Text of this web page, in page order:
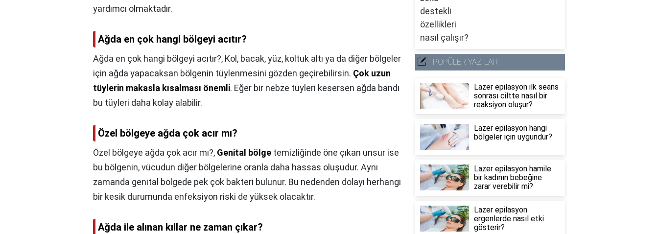
yardımcı olmaktadır.
Ağda en çok hangi bölgeyi acıtır?
Ağda en çok hangi bölgeyi acıtır?, Kol, bacak, yüz, koltuk altı ya da diğer bölgeler
için ağda yapacaksan bölgenin tüylenmesini gözden geçirebilirsin. Çok uzun
tüylerin makasla kısalması önemli. Eğer bir nebze tüyleri kesersen ağda bandı
bu tüyleri daha kolay alabilir.
Özel bölgeye ağda çok acır mı?
Özel bölgeye ağda çok acır mı?, Genital bölge temizliğinde öne çıkan unsur ise
bu bölgenin, vücudun diğer bölgelerine oranla daha hassas oluşudur. Aynı
zamanda genital bölgede pek çok bakteri bulunur. Bu nedenden dolayı herhangi
bir kesik durumunda enfeksiyon riski de yüksek olacaktır.
Ağda ile alınan kıllar ne zaman çıkar?
POPÜLER YAZILAR
Lazer epilasyon ilk seans
sonrası ciltte nasıl bir
reaksiyon oluşur?
Lazer epilasyon hangi
bölgeler için uygundur?
Lazer epilasyon hamile
bir kadının bebeğine
zarar verebilir mi?
Lazer epilasyon
ergenlerde nasıl etki
gösterir?